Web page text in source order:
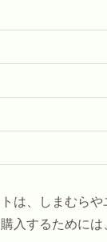
は、しまむらや
入するためには